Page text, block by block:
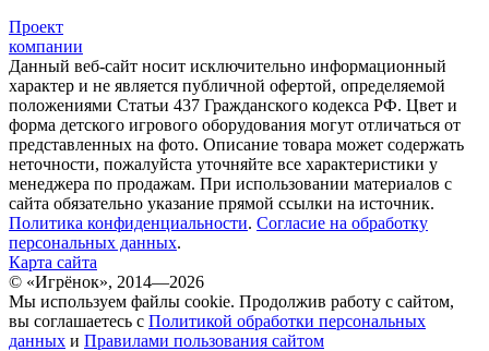
Проект
компании
Данный веб-сайт носит исключительно информационный
характер и не является публичной офертой, определяемой
положениями Статьи 437 Гражданского кодекса РФ. Цвет и
форма детского игрового оборудования могут отличаться от
представленных на фото. Описание товара может содержать
неточности, пожалуйста уточняйте все характеристики у
менеджера по продажам. При использовании материалов с
сайта обязательно указание прямой ссылки на источник.
Политика конфиденциальности. Согласие на обработку
персональных данных.
Карта сайта
© «Игрёнок», 2014—2026
Мы используем файлы cookie. Продолжив работу с сайтом,
вы соглашаетесь с Политикой обработки персональных
данных и Правилами пользования сайтом